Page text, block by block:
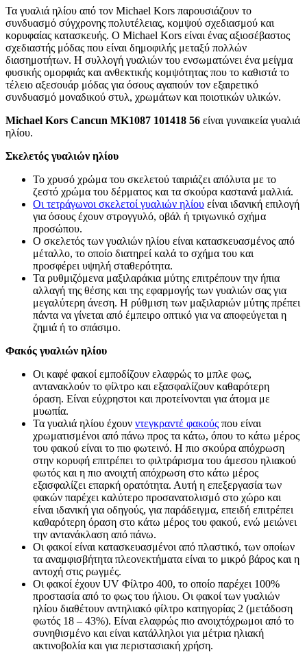
Τα γυαλιά ηλίου από τον Michael Kors παρουσιάζουν το
συνδυασμό σύγχρονης πολυτέλειας, κομψού σχεδιασμού και
κορυφαίας κατασκευής. Ο Michael Kors είναι ένας αξιοσέβαστος
σχεδιαστής μόδας που είναι δημοφιλής μεταξύ πολλών
διασημοτήτων. Η συλλογή γυαλιών του ενσωματώνει ένα μείγμα
φυσικής ομορφιάς και ανθεκτικής κομψότητας που το καθιστά το
τέλειο αξεσουάρ μόδας για όσους αγαπούν τον εξαιρετικό
συνδυασμό μοναδικού στυλ, χρωμάτων και ποιοτικών υλικών.
Michael Kors Cancun MK1087 101418 56 είναι γυναικεία γυαλιά
ηλίου.
Σκελετός γυαλιών ηλίου
Το χρυσό χρώμα του σκελετού ταιριάζει απόλυτα με το
ζεστό χρώμα του δέρματος και τα σκούρα καστανά μαλλιά.
Οι τετράγωνοι σκελετοί γυαλιών ηλίου είναι ιδανική επιλογή
για όσους έχουν στρογγυλό, οβάλ ή τριγωνικό σχήμα
προσώπου.
Ο σκελετός των γυαλιών ηλίου είναι κατασκευασμένος από
μέταλλο, το οποίο διατηρεί καλά το σχήμα του και
προσφέρει υψηλή σταθερότητα.
Τα ρυθμιζόμενα μαξιλαράκια μύτης επιτρέπουν την ήπια
αλλαγή της θέσης και της εφαρμογής των γυαλιών σας για
μεγαλύτερη άνεση. Η ρύθμιση των μαξιλαριών μύτης πρέπει
πάντα να γίνεται από έμπειρο οπτικό για να αποφεύγεται η
ζημιά ή το σπάσιμο.
Φακός γυαλιών ηλίου
Οι καφέ φακοί εμποδίζουν ελαφρώς το μπλε φως,
αντανακλούν το φίλτρο και εξασφαλίζουν καθαρότερη
όραση. Είναι εύχρηστοι και προτείνονται για άτομα με
μυωπία.
Τα γυαλιά ηλίου έχουν ντεγκραντέ φακούς που είναι
χρωματισμένοι από πάνω προς τα κάτω, όπου το κάτω μέρος
του φακού είναι το πιο φωτεινό. Η πιο σκούρα απόχρωση
στην κορυφή επιτρέπει το φιλτράρισμα του άμεσου ηλιακού
φωτός και η πιο ανοιχτή απόχρωση στο κάτω μέρος
εξασφαλίζει επαρκή ορατότητα. Αυτή η επεξεργασία των
φακών παρέχει καλύτερο προσανατολισμό στο χώρο και
είναι ιδανική για οδηγούς, για παράδειγμα, επειδή επιτρέπει
καθαρότερη όραση στο κάτω μέρος του φακού, ενώ μειώνει
την αντανάκλαση από πάνω.
Οι φακοί είναι κατασκευασμένοι από πλαστικό, των οποίων
τα αναμφισβήτητα πλεονεκτήματα είναι το μικρό βάρος και η
αντοχή στις ρωγμές.
Οι φακοί έχουν UV Φίλτρο 400, το οποίο παρέχει 100%
προστασία από το φως του ήλιου. Οι φακοί των γυαλιών
ηλίου διαθέτουν αντηλιακό φίλτρο κατηγορίας 2 (μετάδοση
φωτός 18 – 43%). Είναι ελαφρώς πιο ανοιχτόχρωμοι από το
συνηθισμένο και είναι κατάλληλοι για μέτρια ηλιακή
ακτινοβολία και για περιστασιακή χρήση.